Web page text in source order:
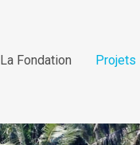
La Fondation Projets